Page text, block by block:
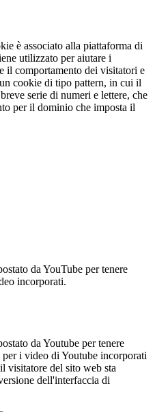
è associato alla piattaforma di
utilizzato per aiutare i
il comportamento dei visitatori e
cookie di tipo pattern, in cui il
serie di numeri e lettere, che
per il dominio che imposta il
da YouTube per tenere
incorporati.
da Youtube per tenere
i video di Youtube incorporati
visitatore del sito web sta
dell'interfaccia di